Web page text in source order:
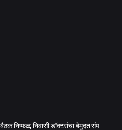
निष्फळ; निवासी डॉक्टरांचा बेमुदत संप